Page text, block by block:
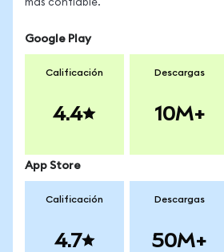
más confiable.
Google Play
Calificación
4.4
Descargas
10M+
App Store
Calificación
4.7
Descargas
50M+